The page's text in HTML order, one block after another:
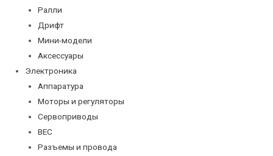
Ралли
Дрифт
Мини-модели
Аксессуары
Электроника
Аппаратура
Моторы и регуляторы
Сервоприводы
BEC
Разъемы и провода